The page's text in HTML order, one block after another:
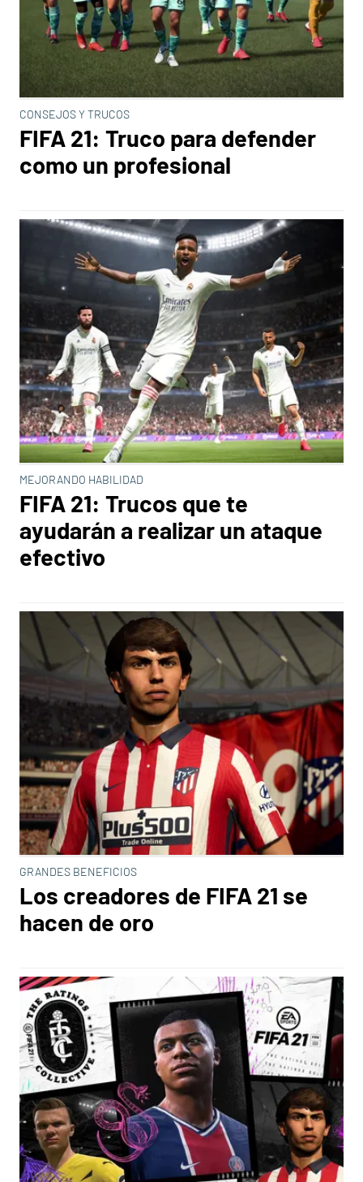
CONSEJOS Y TRUCOS
FIFA 21: Truco para defender
como un profesional
MEJORANDO HABILIDAD
FIFA 21: Trucos que te
ayudarán a realizar un ataque
efectivo
GRANDES BENEFICIOS
Los creadores de FIFA 21 se
hacen de oro